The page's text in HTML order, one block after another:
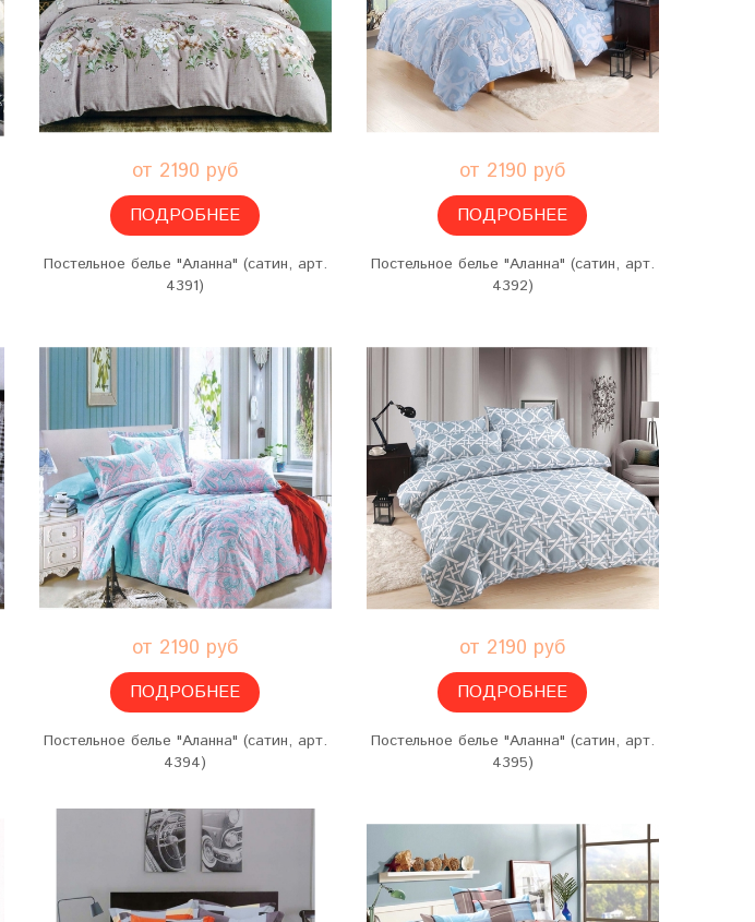
от 2190 руб
ПОДРОБНЕЕ
Постельное белье "Аланна" (сатин, арт.
4391)
от 2190 руб
ПОДРОБНЕЕ
Постельное белье "Аланна" (сатин, арт.
4392)
от 2190 руб
ПОДРОБНЕЕ
Постельное белье "Аланна" (сатин, арт.
4394)
от 2190 руб
ПОДРОБНЕЕ
Постельное белье "Аланна" (сатин, арт.
4395)